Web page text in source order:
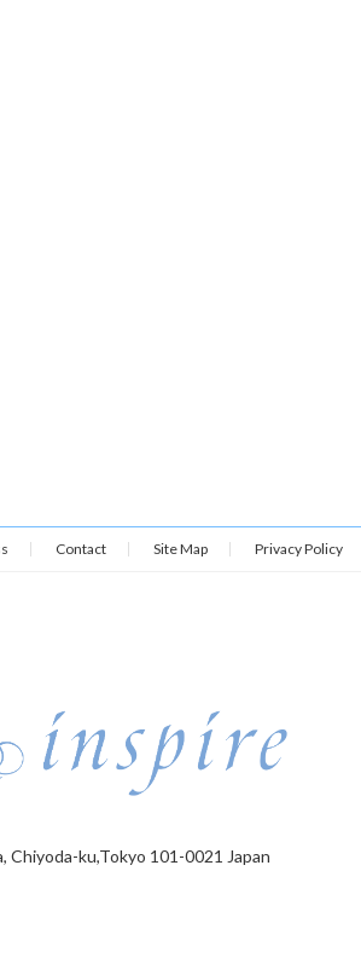
Contact Site Map Privacy Policy
Chiyoda-ku,Tokyo 101-0021 Japan